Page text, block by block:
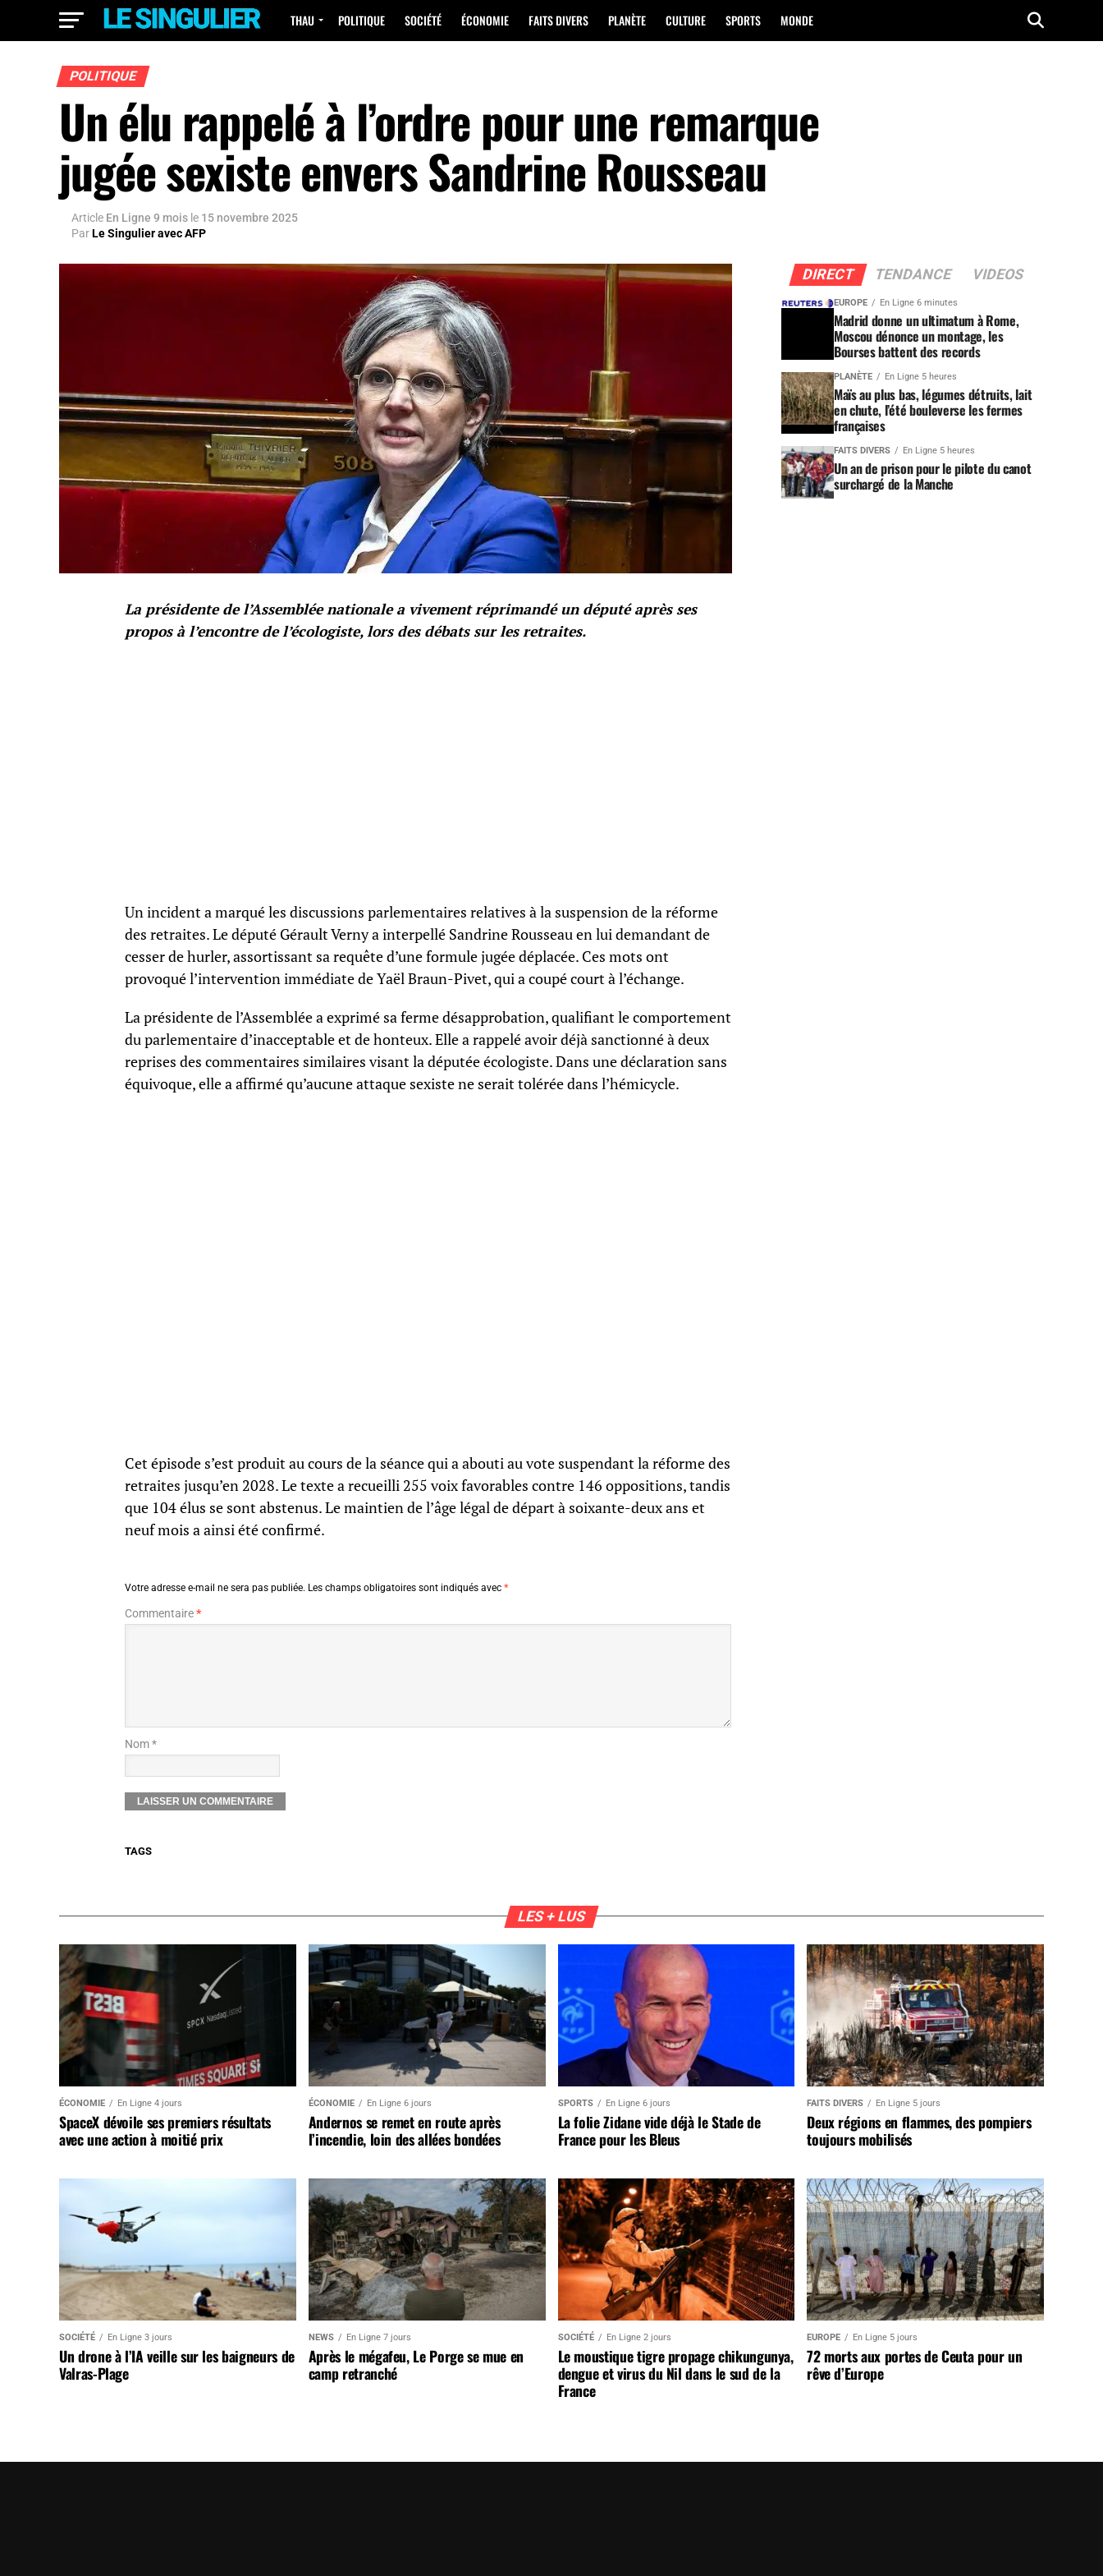
THAU POLITIQUE SOCIÉTÉ ÉCONOMIE FAITS DIVERS PLANÈTE CULTURE SPORTS MONDE
POLITIQUE
Un élu rappelé à l’ordre pour une remarque
jugée sexiste envers Sandrine Rousseau
Article En Ligne 9 mois le 15 novembre 2025
ParLe Singulier avec AFP
La présidente de l’Assemblée nationale a vivement réprimandé un député après ses
propos à l’encontre de l’écologiste, lors des débats sur les retraites.
Un incident a marqué les discussions parlementaires relatives à la suspension de la réforme
des retraites. Le député Gérault Verny a interpellé Sandrine Rousseau en lui demandant de
cesser de hurler, assortissant sa requête d’une formule jugée déplacée. Ces mots ont
provoqué l’intervention immédiate de Yaël Braun-Pivet, qui a coupé court à l’échange.
La présidente de l’Assemblée a exprimé sa ferme désapprobation, qualifiant le comportement
du parlementaire d’inacceptable et de honteux. Elle a rappelé avoir déjà sanctionné à deux
reprises des commentaires similaires visant la députée écologiste. Dans une déclaration sans
équivoque, elle a affirmé qu’aucune attaque sexiste ne serait tolérée dans l’hémicycle.
Cet épisode s’est produit au cours de la séance qui a abouti au vote suspendant la réforme des
retraites jusqu’en 2028. Le texte a recueilli 255 voix favorables contre 146 oppositions, tandis
que 104 élus se sont abstenus. Le maintien de l’âge légal de départ à soixante-deux ans et
neuf mois a ainsi été confirmé.
Votre adresse e-mail ne sera pas publiée. Les champs obligatoires sont indiqués avec *
Commentaire*
Nom *
TAGS
DIRECT TENDANCE VIDEOS
EUROPE En Ligne 6 minutes
Madrid donne un ultimatum à Rome,
Moscou dénonce un montage, les
Bourses battent des records
PLANÈTE En Ligne 5 heures
Maïs au plus bas, légumes détruits, lait
en chute, l’été bouleverse les fermes
françaises
FAITS DIVERS En Ligne 5 heures
Un an de prison pour le pilote du canot
surchargé de la Manche
LES + LUS
ÉCONOMIE En Ligne 4 jours
SpaceX dévoile ses premiers résultats
avec une action à moitié prix
ÉCONOMIE En Ligne 6 jours
Andernos se remet en route après
l’incendie, loin des allées bondées
SPORTS En Ligne 6 jours
La folie Zidane vide déjà le Stade de
France pour les Bleus
FAITS DIVERS En Ligne 5 jours
Deux régions en flammes, des pompiers
toujours mobilisés
SOCIÉTÉ En Ligne 3 jours
Un drone à l’IA veille sur les baigneurs de
Valras-Plage
NEWS En Ligne 7 jours
Après le mégafeu, Le Porge se mue en
camp retranché
SOCIÉTÉ En Ligne 2 jours
Le moustique tigre propage chikungunya,
dengue et virus du Nil dans le sud de la
France
EUROPE En Ligne 5 jours
72 morts aux portes de Ceuta pour un
rêve d’Europe